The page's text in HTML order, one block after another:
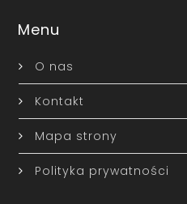
Menu
O nas
Kontakt
Mapa strony
Polityka prywatności